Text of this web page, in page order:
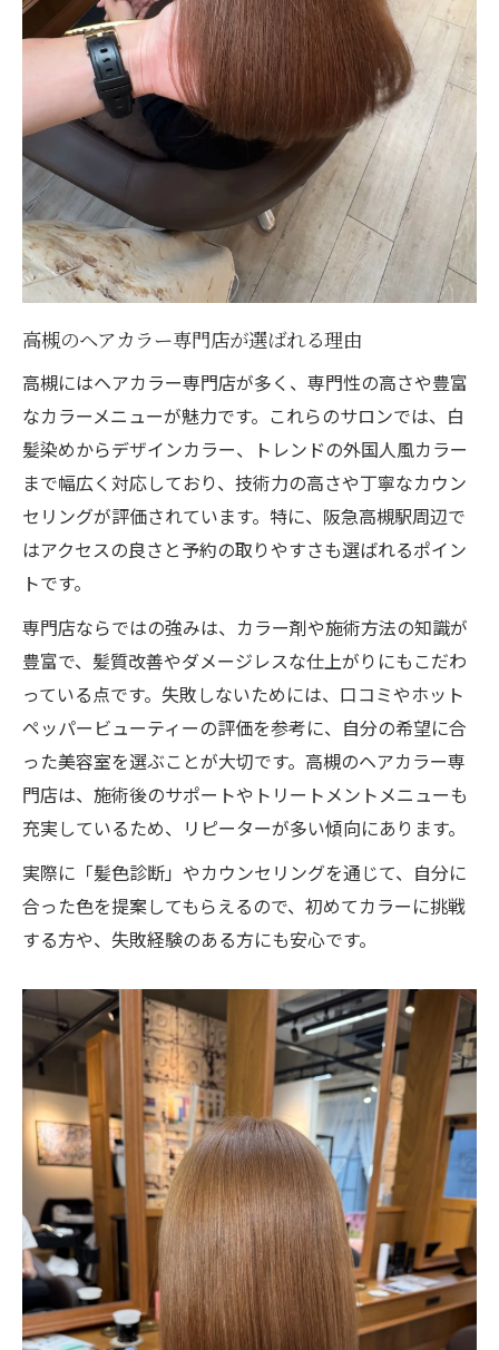
高槻のヘアカラー専門店が選ばれる理由
高槻にはヘアカラー専門店が多く、専門性の高さや豊富
なカラーメニューが魅力です。これらのサロンでは、白
髪染めからデザインカラー、トレンドの外国人風カラー
まで幅広く対応しており、技術力の高さや丁寧なカウン
セリングが評価されています。特に、阪急高槻駅周辺で
はアクセスの良さと予約の取りやすさも選ばれるポイン
トです。
専門店ならではの強みは、カラー剤や施術方法の知識が
豊富で、髪質改善やダメージレスな仕上がりにもこだわ
っている点です。失敗しないためには、口コミやホット
ペッパービューティーの評価を参考に、自分の希望に合
った美容室を選ぶことが大切です。高槻のヘアカラー専
門店は、施術後のサポートやトリートメントメニューも
充実しているため、リピーターが多い傾向にあります。
実際に「髪色診断」やカウンセリングを通じて、自分に
合った色を提案してもらえるので、初めてカラーに挑戦
する方や、失敗経験のある方にも安心です。